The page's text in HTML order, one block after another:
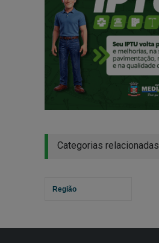
Categorias relacionadas
Região